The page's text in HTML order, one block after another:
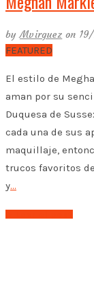
byMvirguez on
FEATURED
El estilo de
aman por su
Duquesa de
cada una de sus
maquillaje,
trucos favoritos
y…